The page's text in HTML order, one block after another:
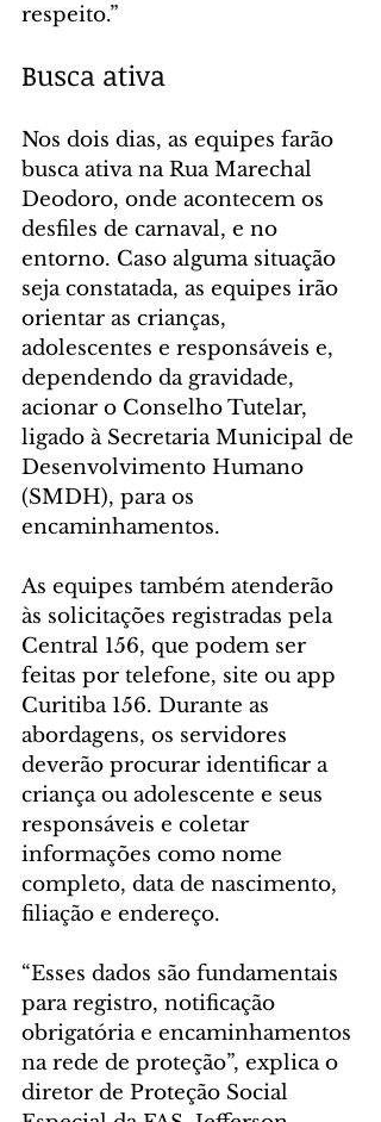
respeito.”
Busca ativa
Nos dois dias, as equipes farão
busca ativa na Rua Marechal
Deodoro, onde acontecem os
desfiles de carnaval, e no
entorno. Caso alguma situação
seja constatada, as equipes irão
orientar as crianças,
adolescentes e responsáveis e,
dependendo da gravidade,
acionar o Conselho Tutelar,
ligado à Secretaria Municipal de
Desenvolvimento Humano
(SMDH), para os
encaminhamentos.
As equipes também atenderão
às solicitações registradas pela
Central 156, que podem ser
feitas por telefone, site ou app
Curitiba 156. Durante as
abordagens, os servidores
deverão procurar identificar a
criança ou adolescente e seus
responsáveis e coletar
informações como nome
completo, data de nascimento,
filiação e endereço.
“Esses dados são fundamentais
para registro, notificação
obrigatória e encaminhamentos
na rede de proteção”, explica o
diretor de Proteção Social